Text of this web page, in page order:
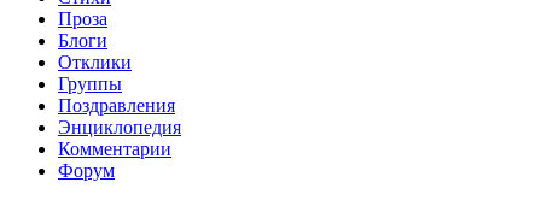
Проза
Блоги
Отклики
Группы
Поздравления
Энциклопедия
Комментарии
Форум